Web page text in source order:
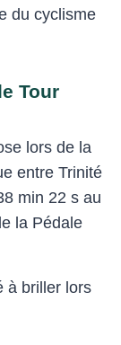
du cyclisme
lors de la
entre Trinité
min 22 s au
la Pédale
à briller lors